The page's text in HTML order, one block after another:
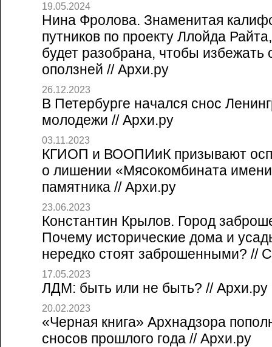
19.05.2024
Нина Фролова. Знаменитая
путников по проекту Ллойда
будет разобрана, чтобы избежать
оползней // Архи.ру
26.12.2023
В Петербурге начался снос
молодежи // Архи.ру
03.11.2023
КГИОП и ВООПИиК призывают
о лишении «Мясокомбината
памятника // Архи.ру
23.06.2023
Константин Крылов. Город
Почему исторические дома и
нередко стоят заброшенными? //
17.05.2023
ЛДМ: быть или не быть? // Архи.ру
20.02.2023
«Черная книга» Архнадзора
сносов прошлого года // Архи.ру